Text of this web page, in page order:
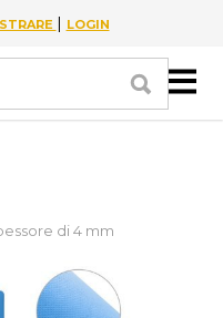
| LOGIN
di 4 mm